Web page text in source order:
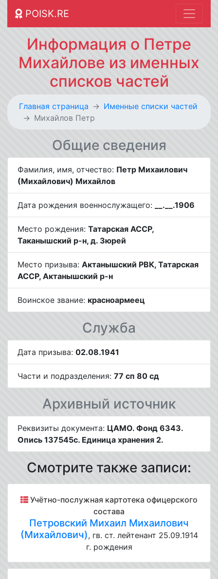
POISK.RE
Информация о Петре
Михайлове из именных
списков частей
Главная страница
Именные списки частей
Михайлов Петр
Общие сведения
Фамилия, имя, отчество: Петр Михаилович
(Михайлович) Михайлов
Дата рождения военнослужащего: __.__.1906
Место рождения: Татарская АССР,
Таканышский р-н, д. Зюрей
Место призыва: Актанышский РВК, Татарская
АССР, Актанышский р-н
Воинское звание: красноармеец
Служба
Дата призыва: 02.08.1941
Части и подразделения: 77 сп 80 сд
Архивный источник
Реквизиты документа: ЦАМО. Фонд 6343.
Опись 137545с. Единица хранения 2.
Смотрите также записи:
Учётно-послужная картотека офицерского
состава
Петровский Михаил Михаилович
(Михайлович), гв. ст. лейтенант 25.09.1914
г. рождения